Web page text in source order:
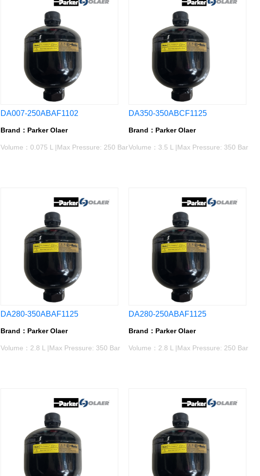
DA007-250ABAF1102
Brand：Parker Olaer
Volume：0.075 L |Max Pressure: 250 Bar
DA350-350ABCF1125
Brand：Parker Olaer
Volume：3.5 L |Max Pressure: 350 Bar
DA280-350ABAF1125
Brand：Parker Olaer
Volume：2.8 L |Max Pressure: 350 Bar
DA280-250ABAF1125
Brand：Parker Olaer
Volume：2.8 L |Max Pressure: 250 Bar